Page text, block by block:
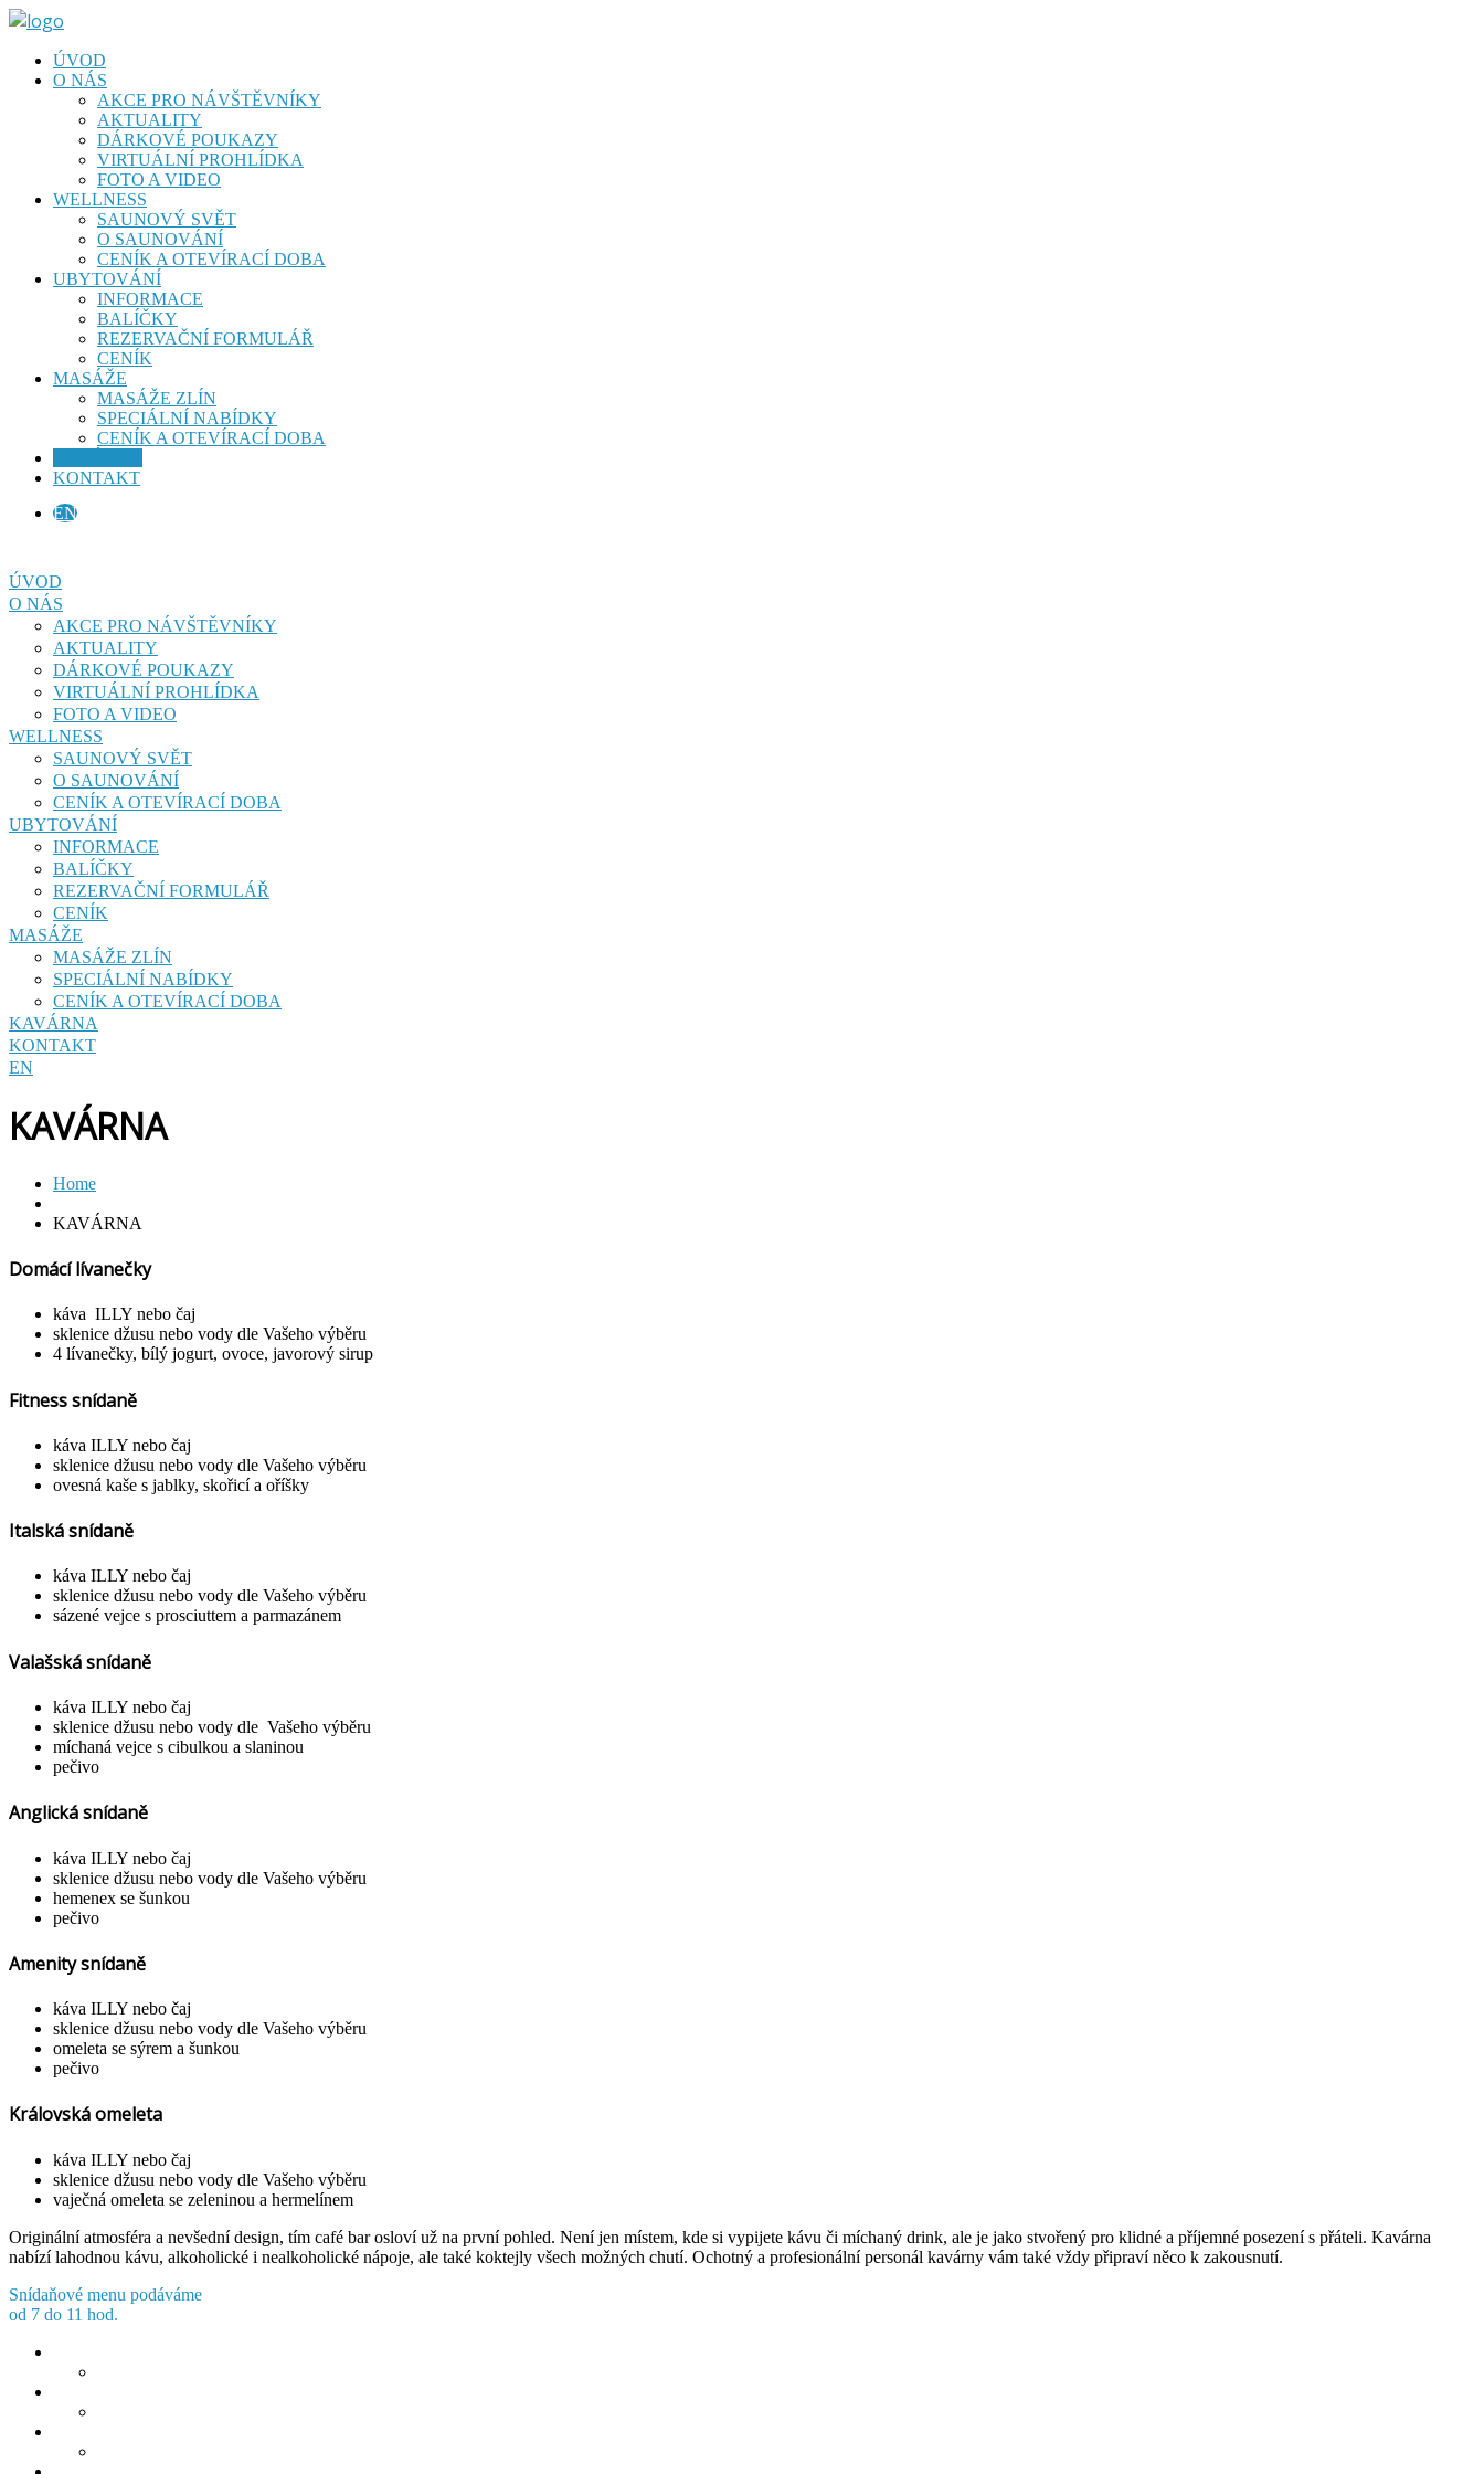
ÚVOD
O NÁS
AKCE PRO NÁVŠTĚVNÍKY
AKTUALITY
DÁRKOVÉ POUKAZY
VIRTUÁLNÍ PROHLÍDKA
FOTO A VIDEO
WELLNESS
SAUNOVÝ SVĚT
O SAUNOVÁNÍ
CENÍK A OTEVÍRACÍ DOBA
UBYTOVÁNÍ
INFORMACE
BALÍČKY
REZERVAČNÍ FORMULÁŘ
CENÍK
MASÁŽE
MASÁŽE ZLÍN
SPECIÁLNÍ NABÍDKY
CENÍK A OTEVÍRACÍ DOBA
KONTAKT
EN
ÚVOD
O NÁS
AKCE PRO NÁVŠTĚVNÍKY
AKTUALITY
DÁRKOVÉ POUKAZY
VIRTUÁLNÍ PROHLÍDKA
FOTO A VIDEO
WELLNESS
SAUNOVÝ SVĚT
O SAUNOVÁNÍ
CENÍK A OTEVÍRACÍ DOBA
UBYTOVÁNÍ
INFORMACE
BALÍČKY
REZERVAČNÍ FORMULÁŘ
CENÍK
MASÁŽE
MASÁŽE ZLÍN
SPECIÁLNÍ NABÍDKY
CENÍK A OTEVÍRACÍ DOBA
KAVÁRNA
KONTAKT
EN
KAVÁRNA
Home
KAVÁRNA
Domácí lívanečky
káva ILLY nebo čaj
sklenice džusu nebo vody dle Vašeho výběru
4 lívanečky, bílý jogurt, ovoce, javorový sirup
Fitness snídaně
káva ILLY nebo čaj
sklenice džusu nebo vody dle Vašeho výběru
ovesná kaše s jablky, skořicí a oříšky
Italská snídaně
káva ILLY nebo čaj
sklenice džusu nebo vody dle Vašeho výběru
sázené vejce s prosciuttem a parmazánem
Valašská snídaně
káva ILLY nebo čaj
sklenice džusu nebo vody dle Vašeho výběru
míchaná vejce s cibulkou a slaninou
pečivo
Anglická snídaně
káva ILLY nebo čaj
sklenice džusu nebo vody dle Vašeho výběru
hemenex se šunkou
pečivo
Amenity snídaně
káva ILLY nebo čaj
sklenice džusu nebo vody dle Vašeho výběru
omeleta se sýrem a šunkou
pečivo
Královská omeleta
káva ILLY nebo čaj
sklenice džusu nebo vody dle Vašeho výběru
vaječná omeleta se zeleninou a hermelínem
Originální atmosféra a nevšední design, tím café bar osloví už na první pohled. Není jen místem, kde si vypijete kávu či míchaný drink, ale je jako stvořený pro klidné a příjemné posezení s přáteli. Kavárna
nabízí lahodnou kávu, alkoholické i nealkoholické nápoje, ale také koktejly všech možných chutí. Ochotný a profesionální personál kavárny vám také vždy připraví něco k zakousnutí.
Snídaňové menu podáváme
od 7 do 11 hod.